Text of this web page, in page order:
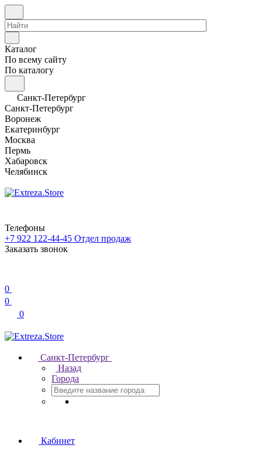
Каталог
По всему сайту
По каталогу
Санкт-Петербург
Санкт-Петербург
Воронеж
Екатеринбург
Москва
Пермь
Хабаровск
Челябинск
Телефоны
+7 922 122-44-45 Отдел продаж
Заказать звонок
0
0
0
Санкт-Петербург
Назад
Города
Кабинет